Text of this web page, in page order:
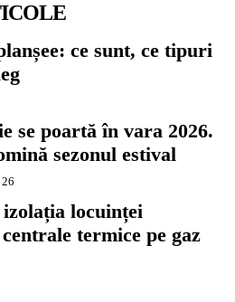
ce sunt, ce tipuri
se poartă în vara 2026.
sezonul estival
26
locuinței
termice pe gaz